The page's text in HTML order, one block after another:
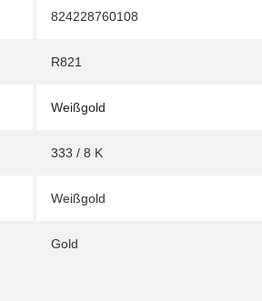
824228760108
R821
Weißgold
333 / 8 K
Weißgold
Gold